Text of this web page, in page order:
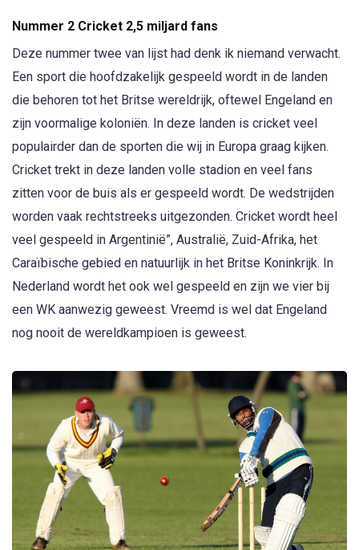
Nummer 2 Cricket 2,5 miljard fans
Deze nummer twee van lijst had denk ik niemand verwacht.
Een sport die hoofdzakelijk gespeeld wordt in de landen
die behoren tot het Britse wereldrijk, oftewel Engeland en
zijn voormalige koloniën. In deze landen is cricket veel
populairder dan de sporten die wij in Europa graag kijken.
Cricket trekt in deze landen volle stadion en veel fans
zitten voor de buis als er gespeeld wordt. De wedstrijden
worden vaak rechtstreeks uitgezonden. Cricket wordt heel
veel gespeeld in Argentinië”, Australië, Zuid-Afrika, het
Caraïbische gebied en natuurlijk in het Britse Koninkrijk. In
Nederland wordt het ook wel gespeeld en zijn we vier bij
een WK aanwezig geweest. Vreemd is wel dat Engeland
nog nooit de wereldkampioen is geweest.